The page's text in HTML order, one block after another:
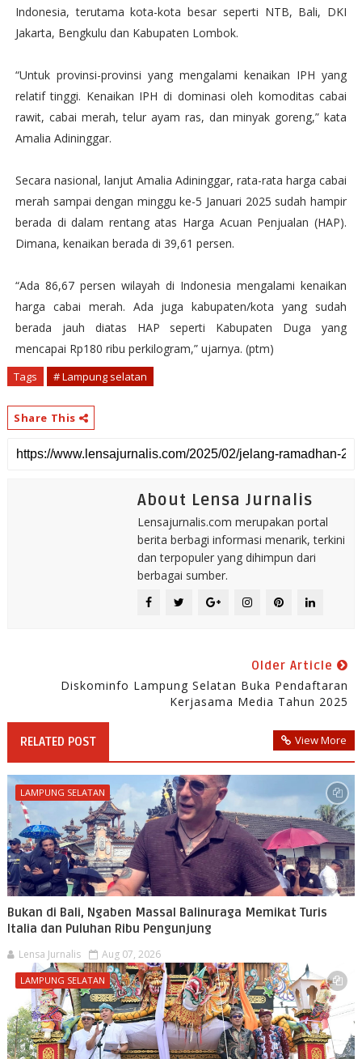
Indonesia, terutama kota-kota besar seperti NTB, Bali, DKI
Jakarta, Bengkulu dan Kabupaten Lombok.
“Untuk provinsi-provinsi yang mengalami kenaikan IPH yang
relatif tinggi. Kenaikan IPH di dominasi oleh komoditas cabai
rawit, cabai merah, telur ayam ras, dan minyak goreng,” kata
Amalia Adininggar.
Secara nasional, lanjut Amalia Adininggar, rata-rata harga cabai
merah sampai dengan minggu ke-5 Januari 2025 sudah hampir
berada di dalam rentang atas Harga Acuan Penjualan (HAP).
Dimana, kenaikan berada di 39,61 persen.
“Ada 86,67 persen wilayah di Indonesia mengalami kenaikan
harga cabai merah. Ada juga kabupaten/kota yang sudah
berada jauh diatas HAP seperti Kabupaten Duga yang
mencapai Rp180 ribu perkilogram,” ujarnya. (ptm)
Tags # Lampung selatan
Share This
About Lensa Jurnalis
Lensajurnalis.com merupakan portal
berita berbagi informasi menarik, terkini
dan terpopuler yang dihimpun dari
berbagai sumber.
Older Article
Diskominfo Lampung Selatan Buka Pendaftaran
Kerjasama Media Tahun 2025
RELATED POST View More
LAMPUNG SELATAN
Bukan di Bali, Ngaben Massal Balinuraga Memikat Turis
Italia dan Puluhan Ribu Pengunjung
Lensa Jurnalis Aug 07, 2026
LAMPUNG SELATAN